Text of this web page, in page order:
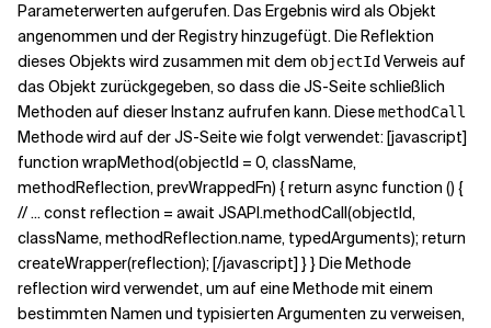
Parameterwerten aufgerufen. Das Ergebnis wird als Objekt
angenommen und der Registry hinzugefügt. Die Reflektion
dieses Objekts wird zusammen mit dem objectId Verweis auf
das Objekt zurückgegeben, so dass die JS-Seite schließlich
Methoden auf dieser Instanz aufrufen kann. DiesemethodCall
Methode wird auf der JS-Seite wie folgt verwendet: [javascript]
function wrapMethod(objectId = 0, className,
methodReflection, prevWrappedFn) { return async function () {
// ... const reflection = await JSAPI.methodCall(objectId,
className, methodReflection.name, typedArguments); return
createWrapper(reflection); [/javascript] } } Die Methode
reflection wird verwendet, um auf eine Methode mit einem
bestimmten Namen und typisierten Argumenten zu verweisen,